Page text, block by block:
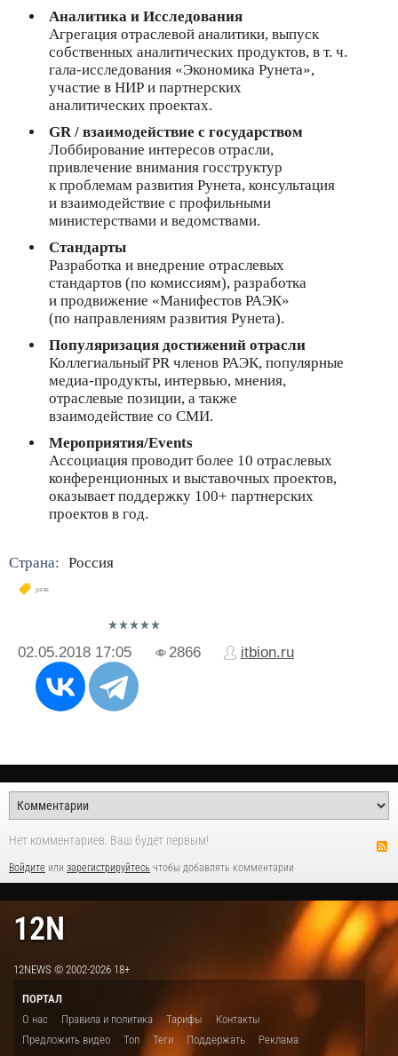
Аналитика и Исследования
Агрегация отраслевой аналитики, выпуск
собственных аналитических продуктов, в т. ч.
гала-исследования «Экономика Рунета»,
участие в НИР и партнерских
аналитических проектах.
GR / взаимодействие с государством
Лоббирование интересов отрасли,
привлечение внимания госструктур
к проблемам развития Рунета, консультация
и взаимодействие с профильными
министерствами и ведомствами.
Стандарты
Разработка и внедрение отраслевых
стандартов (по комиссиям), разработка
и продвижение «Манифестов РАЭК»
(по направлениям развития Рунета).
Популяризация достижений отрасли
Коллегиальный̆ PR членов РАЭК, популярные
медиа-продукты, интервью, мнения,
отраслевые позиции, а также
взаимодействие со СМИ.
Мероприятия/Events
Ассоциация проводит более 10 отраслевых
конференционных и выставочных проектов,
оказывает поддержку 100+ партнерских
проектов в год.
Страна: Россия
раэк
02.05.2018 17:05 2866 itbion.ru
Нет комментариев. Ваш будет первым!
Войдите или зарегистрируйтесь чтобы добавлять комментарии
12N
12NEWS © 2002-2026 18+
ПОРТАЛ
О нас
Правила и политика Тарифы
Контакты
Предложить видео
Топ Теги Поддержать Реклама